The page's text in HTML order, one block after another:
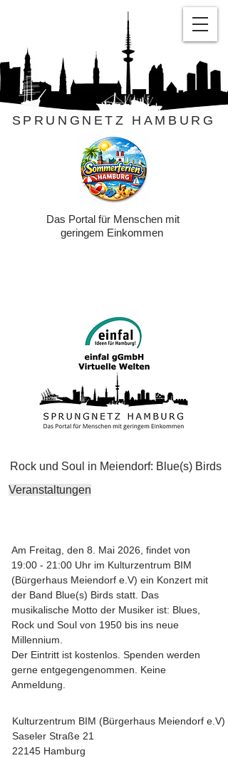
SPRUNGNETZ HAMBURG
Das Portal für Menschen mit
geringem Einkommen
Rock und Soul in Meiendorf: Blue(s) Birds
Veranstaltungen
Am Freitag, den 8. Mai 2026, findet von
19:00 - 21:00 Uhr im Kulturzentrum BIM
(Bürgerhaus Meiendorf e.V) ein Konzert mit
der Band Blue(s) Birds statt. Das
musikalische Motto der Musiker ist: Blues,
Rock und Soul von 1950 bis ins neue
Millennium.
Der Eintritt ist kostenlos. Spenden werden
gerne entgegengenommen. Keine
Anmeldung.
Kulturzentrum BIM (Bürgerhaus Meiendorf e.V)
Saseler Straße 21
22145 Hamburg